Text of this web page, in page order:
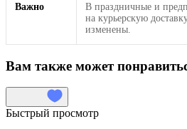
Важно
В праздничные и
на курьерскую
изменены.
Вам также может
Быстрый просмотр